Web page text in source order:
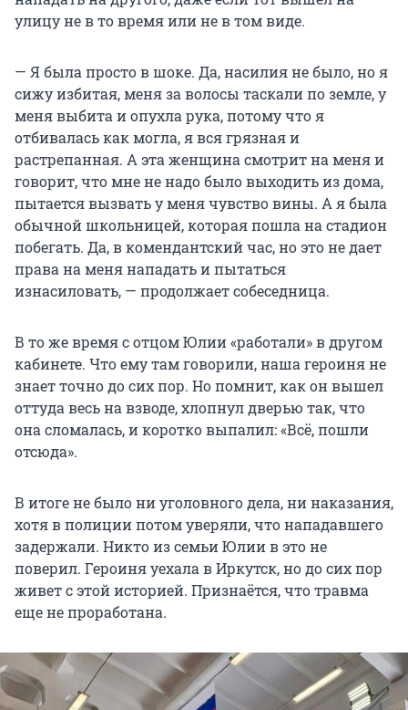
улицу не в то время или не в том виде.
— Я была просто в шоке. Да, насилия не было, но я
сижу избитая, меня за волосы таскали по земле, у
меня выбита и опухла рука, потому что я
отбивалась как могла, я вся грязная и
растрепанная. А эта женщина смотрит на меня и
говорит, что мне не надо было выходить из дома,
пытается вызвать у меня чувство вины. А я была
обычной школьницей, которая пошла на стадион
побегать. Да, в комендантский час, но это не дает
права на меня нападать и пытаться
изнасиловать, — продолжает собеседница.
В то же время с отцом Юлии «работали» в другом
кабинете. Что ему там говорили, наша героиня не
знает точно до сих пор. Но помнит, как он вышел
оттуда весь на взводе, хлопнул дверью так, что
она сломалась, и коротко выпалил: «Всё, пошли
отсюда».
В итоге не было ни уголовного дела, ни наказания,
хотя в полиции потом уверяли, что нападавшего
задержали. Никто из семьи Юлии в это не
поверил. Героиня уехала в Иркутск, но до сих пор
живет с этой историей. Признаётся, что травма
еще не проработана.